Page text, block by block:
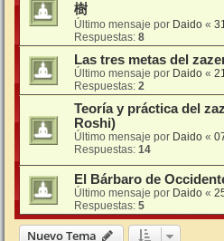
樹
Último mensaje por Daido «
Respuestas: 8
Las tres metas del
Último mensaje por Daido «
Respuestas: 2
Teoría y práctica del
Roshi)
Último mensaje por Daido «
Respuestas: 14
El Bárbaro de
Último mensaje por Daido «
Respuestas: 5
Nuevo Tema